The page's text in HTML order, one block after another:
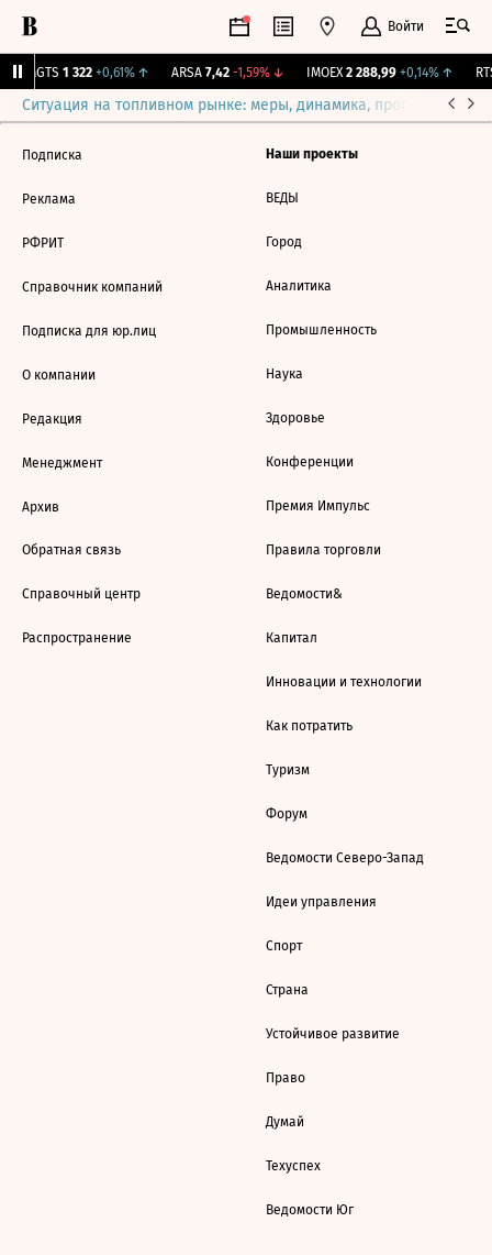
Войти
MGTS 1 322 +0,61%↑ ARSA 7,42 -1,59%↓ IMOEX 2 288,99 +0,14%↑
Ситуация на топливном рынке: меры, динамика, прогнозы
Подписка
Реклама
РФРИТ
Справочник компаний
Подписка для юр.лиц
О компании
Редакция
Менеджмент
Архив
Обратная связь
Справочный центр
Распространение
Наши проекты
ВЕДЫ
Город
Аналитика
Промышленность
Наука
Здоровье
Конференции
Премия Импульс
Правила торговли
Ведомости&
Капитал
Инновации и технологии
Как потратить
Туризм
Форум
Ведомости Северо-Запад
Идеи управления
Спорт
Страна
Устойчивое развитие
Право
Думай
Техуспех
Ведомости Юг